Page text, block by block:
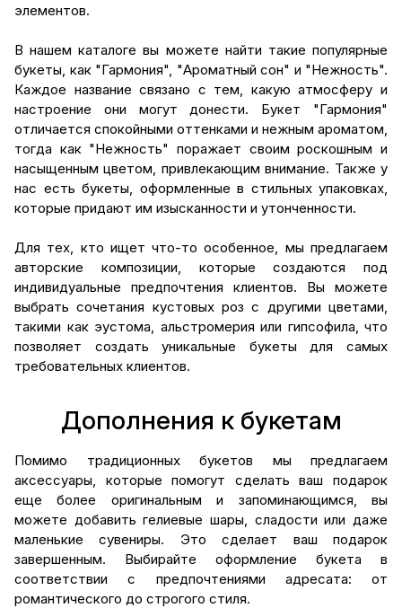
элементов.
В нашем каталоге вы можете найти такие популярные
букеты, как "Гармония", "Ароматный сон" и "Нежность".
Каждое название связано с тем, какую атмосферу и
настроение они могут донести. Букет "Гармония"
отличается спокойными оттенками и нежным ароматом,
тогда как "Нежность" поражает своим роскошным и
насыщенным цветом, привлекающим внимание. Также у
нас есть букеты, оформленные в стильных упаковках,
которые придают им изысканности и утонченности.
Для тех, кто ищет что-то особенное, мы предлагаем
авторские композиции, которые создаются под
индивидуальные предпочтения клиентов. Вы можете
выбрать сочетания кустовых роз с другими цветами,
такими как эустома, альстромерия или гипсофила, что
позволяет создать уникальные букеты для самых
требовательных клиентов.
Дополнения к букетам
Помимо традиционных букетов мы предлагаем
аксессуары, которые помогут сделать ваш подарок
еще более оригинальным и запоминающимся, вы
можете добавить гелиевые шары, сладости или даже
маленькие сувениры. Это сделает ваш подарок
завершенным. Выбирайте оформление букета в
соответствии с предпочтениями адресата: от
романтического до строгого стиля.